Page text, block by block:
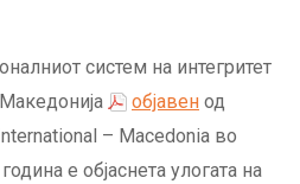
систем на интегритет
објавен од
– Macedonia во
е објаснета улогата на